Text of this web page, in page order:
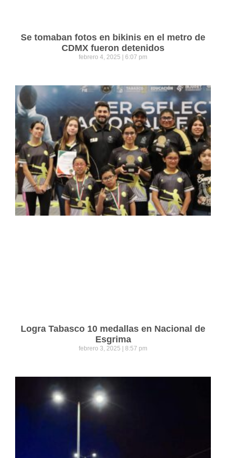
Se tomaban fotos en bikinis en el metro de
CDMX fueron detenidos
febrero 4, 2025 6:07 pm
Logra Tabasco 10 medallas en Nacional de
Esgrima
febrero 3, 2025 8:57 pm